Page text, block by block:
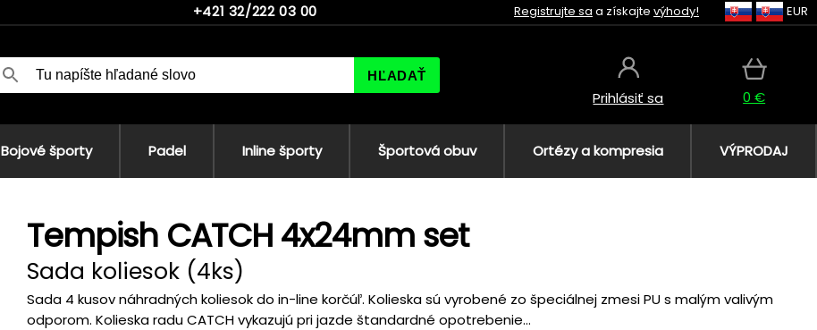
+421 32/222 03 00 Registrujte sa a získajte výhody! EUR
HĽADAŤ
Prihlásiť sa 0 €
Bojové športy Padel Inline športy Športová obuv Ortézy a kompresia VÝPRODAJ
Tempish CATCH 4x24mm set
Sada koliesok (4ks)
Sada 4 kusov náhradných koliesok do in-line korčúľ. Kolieska sú vyrobené zo špeciálnej zmesi PU s malým valivým
odporom. Kolieska radu CATCH vykazujú pri jazde štandardné opotrebenie...